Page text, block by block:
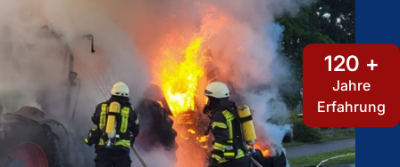
120 +
Jahre
Erfahrung